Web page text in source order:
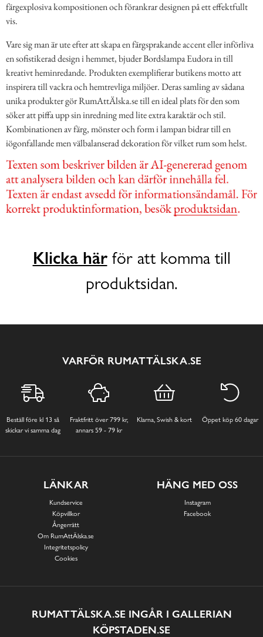
färgexplosiva kompositionen och förankrar designen på ett effektfullt
vis.
Vare sig man är ute efter att skapa en färgsprakande accent eller införliva
en sofistikerad design i hemmet, bjuder Bordslampa Eudora in till
kreativt heminredande. Produkten exemplifierar butikens motto att
inspirera till vackra och hemtrevliga miljöer. Deras samling av sådana
unika produkter gör RumAttÄlska.se till en ideal plats för den som
söker att piffa upp sin inredning med lite extra karaktär och stil.
Kombinationen av färg, mönster och form i lampan bidrar till en
iögonfallande men välbalanserad dekoration för vilket rum som helst.
Klicka härför att komma till
produktsidan.
VARFÖR RUMATTÄLSKA.SE
Beställ före kl 13 så
skickar vi samma dag
Fraktfritt över 799 kr,
annars 59 - 79 kr
Klarna, Swish & kort Öppet köp 60 dagar
LÄNKAR
Kundservice
Köpvillkor
Ångerrätt
Om RumAttÄlska.se
Integritetspolicy
Cookies
HÄNG MED OSS
Instagram
Facebook
RUMATTÄLSKA.SE INGÅR I GALLERIAN
KÖPSTADEN.SE